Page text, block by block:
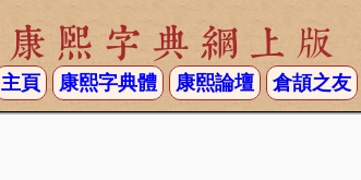
康熙字典網上版
主頁 康熙字典體 康熙論壇 倉頡之友